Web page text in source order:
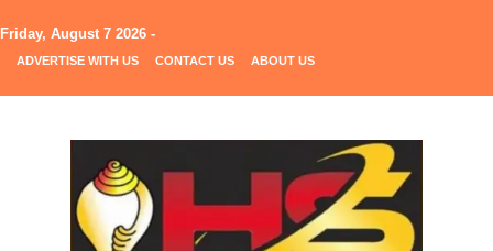
Friday, August 7 2026 -
ADVERTISE WITH US CONTACT US ABOUT US